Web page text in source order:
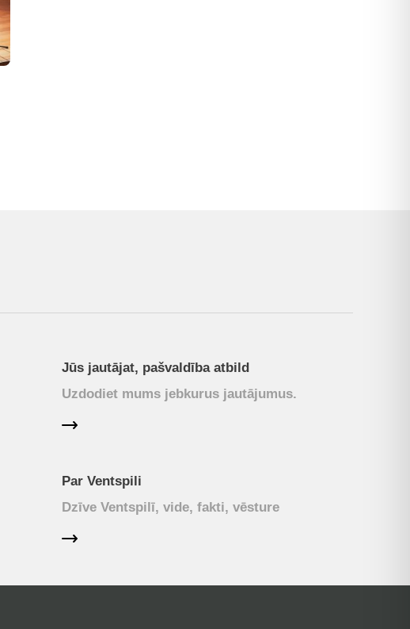
Jūs jautājat, pašvaldība atbild
Uzdodiet mums jebkurus jautājumus.
Par Ventspili
Dzīve Ventspilī, vide, fakti, vēsture